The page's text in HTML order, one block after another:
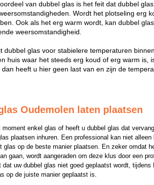
van dubbel glas is het feit dat dubbel
Wordt het plotseling erg
Ook als het erg warm wordt, kan dubbel
weersomstandigheid.
dubbel glas voor stabielere temperaturen
huis waar het steeds erg koud of erg warm is,
dan heeft u hier geen last van en zijn de
Oudemolen laten plaatsen
moment enkel glas of heeft u dubbel glas dat
plaatsen inhuren. Een professional kan niet
glas op de beste manier plaatsen. En zeker omdat
gaan, wordt aangeraden om deze klus door een
dat uw dubbel glas niet goed geplaatst wordt,
op de juiste manier geplaatst is.